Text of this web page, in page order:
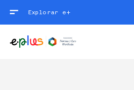
Explorar e+